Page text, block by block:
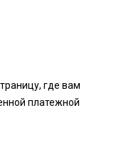
где вам
платежной